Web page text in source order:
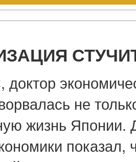
не
жизнь Японии.
показал,